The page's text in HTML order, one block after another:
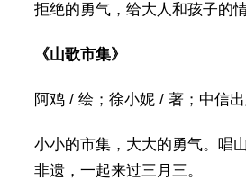
拒绝的勇气，给大人和孩子的
《山歌市集》
阿鸡 / 绘；徐小妮 / 著；中信
小小的市集，大大的勇气。唱
非遗，一起来过三月三。